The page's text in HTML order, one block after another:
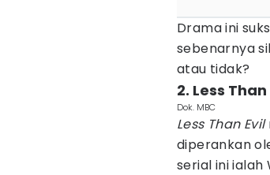
Drama ini
sebenarnya
atau tidak?
2. Less Than
Dok. MBC
Less Than Evil
diperankan
serial ini ialah